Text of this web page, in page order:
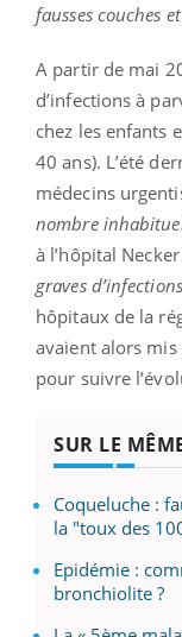
fausses couches
A partir de mai
d’infections à
chez les enfants
40 ans). L’été
médecins
nombre
à l’hôpital
graves
hôpitaux de la
avaient alors mis
pour suivre
SUR LE
Coqueluche :
la "toux des
Epidémie :
bronchiolite ?